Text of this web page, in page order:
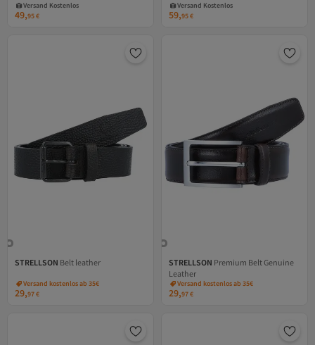
Versand Kostenlos
49,95€
Versand Kostenlos
59,95€
STRELLSON Belt leather
Versand kostenlos ab 35€
29,97€
STRELLSON Premium Belt Genuine
Leather
Versand kostenlos ab 35€
29,97€